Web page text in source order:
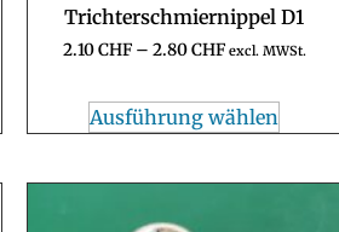
Trichterschmiernippel D1
2.10CHF – 2.80CHF excl. MWSt.
Ausführung wählen